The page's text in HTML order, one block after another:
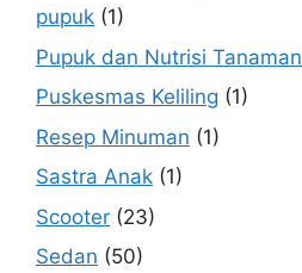
pupuk (1)
Pupuk dan Nutrisi Tanaman
Puskesmas Keliling (1)
Resep Minuman (1)
Sastra Anak (1)
Scooter (23)
Sedan (50)